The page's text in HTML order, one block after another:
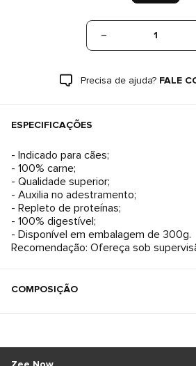
1
Precisa de ajuda? FALE
ESPECIFICAÇÕES
- Indicado para cães;
- 100% carne;
- Qualidade superior;
- Auxilia no adestramento;
- Repleto de proteínas;
- 100% digestível;
- Disponível em embalagem de 300g.
Recomendação: Ofereça sob
COMPOSIÇÃO